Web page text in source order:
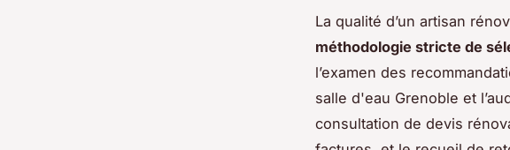
La qualité d’un artisan
méthodologie stricte de
l’examen des
salle d'eau Grenoble et
consultation de devis